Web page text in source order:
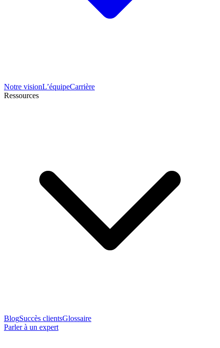
Notre visionL’équipeCarrière
Ressources
BlogSuccès clientsGlossaire
Parler à un expert